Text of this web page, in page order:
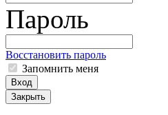
Пароль
Восстановить пароль
Запомнить меня
Вход
Закрыть